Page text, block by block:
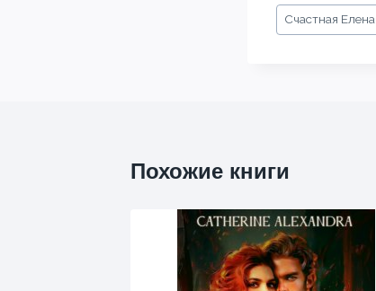
Метки
записи:
Счастная Елена
Похожие книги